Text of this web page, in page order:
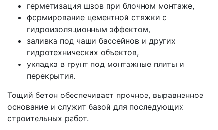
герметизация швов при блочном монтаже,
формирование цементной стяжки с
гидроизоляционным эффектом,
заливка под чаши бассейнов и других
гидротехнических объектов,
укладка в грунт под монтажные плиты и
перекрытия.
Тощий бетон обеспечивает прочное, выравненное
основание и служит базой для последующих
строительных работ.